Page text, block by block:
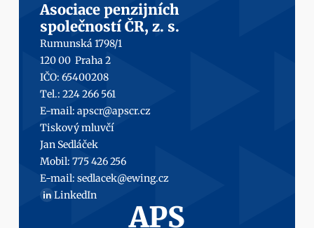
Asociace penzijních
společností ČR, z. s.
Rumunská 1798/1
120 00  Praha 2
IČO: 65400208
Tel.: 224 266 561
E-mail: apscr@apscr.cz
Tiskový mluvčí
Jan Sedláček
Mobil: 775 426 256
E-mail: sedlacek@ewing.cz
in LinkedIn
APS